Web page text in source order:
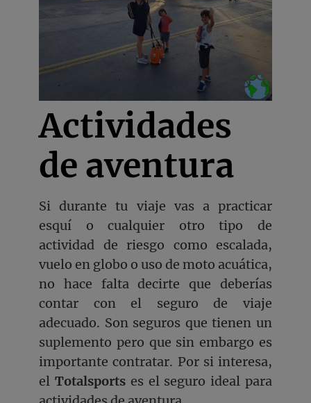
Actividades
de aventura
Si durante tu viaje vas a practicar
esquí o cualquier otro tipo de
actividad de riesgo como escalada,
vuelo en globo o uso de moto acuática,
no hace falta decirte que deberías
contar con el seguro de viaje
adecuado. Son seguros que tienen un
suplemento pero que sin embargo es
importante contratar. Por si interesa,
el Totalsportses el seguro ideal para